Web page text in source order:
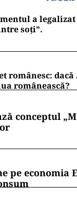
a
soți”.
românesc: dacă
românească?
conceptul
pe economia